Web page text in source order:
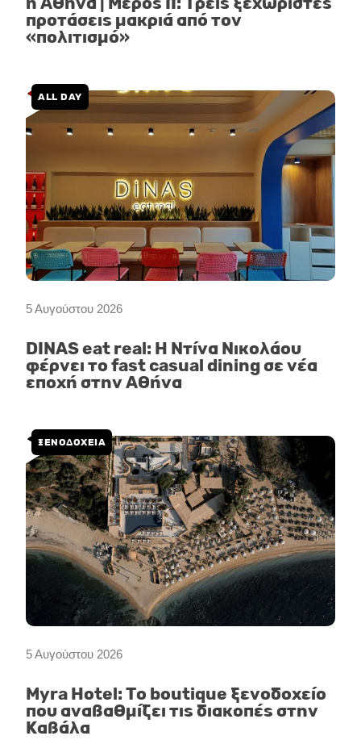
προτάσεις μακριά από τον
«πολιτισμό»
5 Αυγούστου 2026
ALL DAY
DINAS eat real: Η Ντίνα Νικολάου
φέρνει το fast casual dining σε νέα
εποχή στην Αθήνα
5 Αυγούστου 2026
ΞΕΝΟΔΟΧΕΙΑ
Myra Hotel: Το boutique ξενοδοχείο
που αναβαθμίζει τις διακοπές στην
Καβάλα